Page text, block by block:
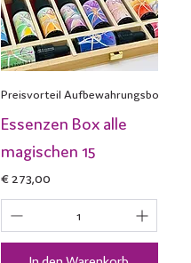
Preisvorteil Aufbewahrungsbo
Essenzen Box alle
magischen 15
Preis
€ 273,00